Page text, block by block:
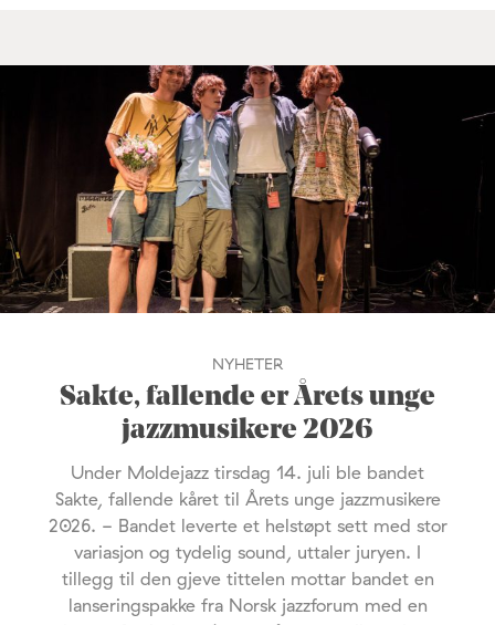
NYHETER
Sakte, fallende er Årets unge
jazzmusikere 2026
Under Moldejazz tirsdag 14. juli ble bandet
Sakte, fallende kåret til Årets unge jazzmusikere
2026. - Bandet leverte et helstøpt sett med stor
variasjon og tydelig sound, uttaler juryen. I
tillegg til den gjeve tittelen mottar bandet en
lanseringspakke fra Norsk jazzforum med en